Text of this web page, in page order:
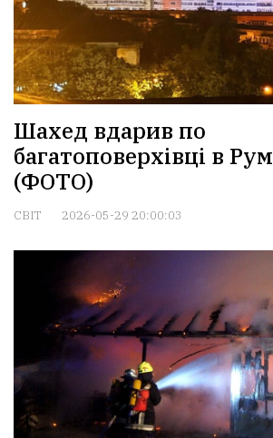
Шахед вдарив по
багатоповерхівці в
(ФОТО)
СВІТ 2026-05-29 20:00:03